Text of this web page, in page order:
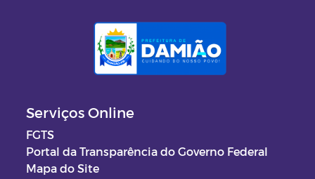
Serviços Online
FGTS
Portal da Transparência do Governo Federal
Mapa do Site